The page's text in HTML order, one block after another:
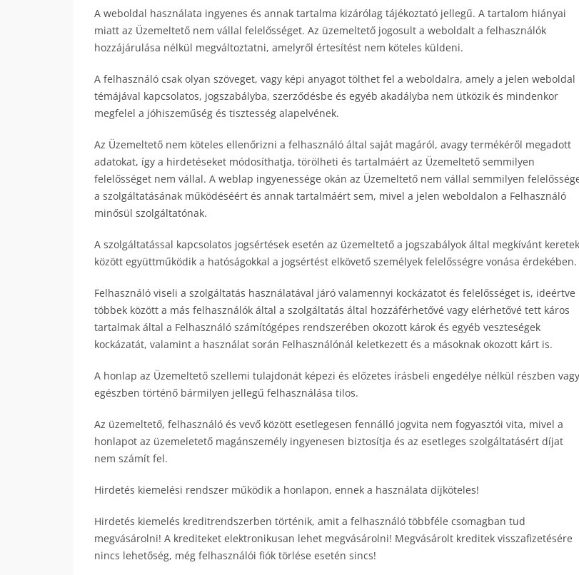
A weboldal használata ingyenes és annak tartalma kizárólag tájékoztató jellegű. A tartalom hiányai
miatt az Üzemeltető nem vállal felelősséget. Az üzemeltető jogosult a weboldalt a felhasználók
hozzájárulása nélkül megváltoztatni, amelyről értesítést nem köteles küldeni.
A felhasználó csak olyan szöveget, vagy képi anyagot tölthet fel a weboldalra, amely a jelen weboldal
témájával kapcsolatos, jogszabályba, szerződésbe és egyéb akadályba nem ütközik és mindenkor
megfelel a jóhiszeműség és tisztesség alapelvének.
Az Üzemeltető nem köteles ellenőrizni a felhasználó által saját magáról, avagy termékéről megadott
adatokat, így a hirdetéseket módosíthatja, törölheti és tartalmáért az Üzemeltető semmilyen
felelősséget nem vállal. A weblap ingyenessége okán az Üzemeltető nem vállal semmilyen
a szolgáltatásának működéséért és annak tartalmáért sem, mivel a jelen weboldalon a Felhasználó
minősül szolgáltatónak.
A szolgáltatással kapcsolatos jogsértések esetén az üzemeltető a jogszabályok által megkívánt keretek
között együttműködik a hatóságokkal a jogsértést elkövető személyek felelősségre vonása érdekében.
Felhasználó viseli a szolgáltatás használatával járó valamennyi kockázatot és felelősséget is, ideértve
többek között a más felhasználók által a szolgáltatás által hozzáférhetővé vagy elérhetővé tett káros
tartalmak által a Felhasználó számítógépes rendszerében okozott károk és egyéb veszteségek
kockázatát, valamint a használat során Felhasználónál keletkezett és a másoknak okozott kárt is.
A honlap az Üzemeltető szellemi tulajdonát képezi és előzetes írásbeli engedélye nélkül részben vagy
egészben történő bármilyen jellegű felhasználása tilos.
Az üzemeltető, felhasználó és vevő között esetlegesen fennálló jogvita nem fogyasztói vita, mivel a
honlapot az üzemeletető magánszemély ingyenesen biztosítja és az esetleges szolgáltatásért díjat
nem számít fel.
Hirdetés kiemelési rendszer működik a honlapon, ennek a használata díjköteles!
Hirdetés kiemelés kreditrendszerben történik, amit a felhasználó többféle csomagban tud
megvásárolni! A krediteket elektronikusan lehet megvásárolni! Megvásárolt kreditek visszafizetésére
nincs lehetőség, még felhasználói fiók törlése esetén sincs!